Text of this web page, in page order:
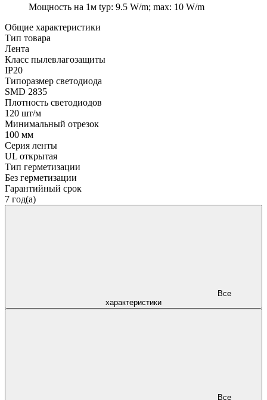
Мощность на 1м typ: 9.5 W/m; max: 10 W/m
Общие характеристики
Тип товара
Лента
Класс пылевлагозащиты
IP20
Типоразмер светодиода
SMD 2835
Плотность светодиодов
120 шт/м
Минимальный отрезок
100 мм
Серия ленты
UL открытая
Тип герметизации
Без герметизации
Гарантийный срок
7 год(а)
характеристики